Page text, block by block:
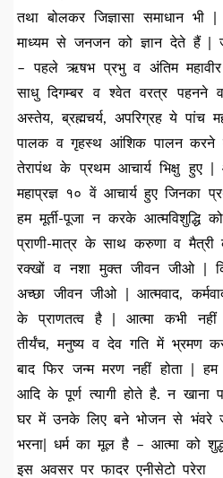
तथा बोलकर जिज्ञासा समाधान
माध्यम से जनजन को ज्ञान देते हैं |
– पहले ऋषभ प्रभु व अंतिम
साधु दिगम्बर व श्वेत वरत्र पहनने
अस्तेय, ब्रह्मचर्य, अपरिग्रह ये पांच
पालक व गृहस्थ आंशिक पालन करने
तेरापंथ के प्रथम आचार्य भिक्षु हुए
महाप्रज्ञ १० वें आचार्य हुए जिनका
हम मूर्ती-पूजा न करके आत्मविशुद्धि
प्राणी-मात्र के साथ करुणा व मैत्री
रक्खों व नशा मुक्त जीवन जीओ |
अच्छा जीवन जीओ | आत्मवाद,
के प्राणतत्व है | आत्मा कभी नहीं
तीर्यंच, मनुष्य व देव गति में भ्रमण
बाद फिर जन्म मरण नहीं होता |
आदि के पूर्ण त्यागी होते है. न खाना
घर में उनके लिए बने भोजन से भंवरे
भरना| धर्म का मूल है – आत्मा को
इस अवसर पर फादर एनीसेटो परेरा